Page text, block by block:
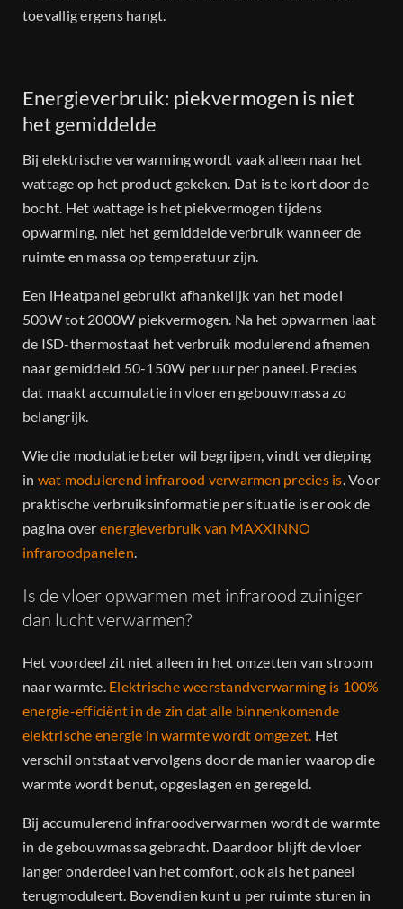
toevallig ergens hangt.
Energieverbruik: piekvermogen is niet
het gemiddelde
Bij elektrische verwarming wordt vaak alleen naar het
wattage op het product gekeken. Dat is te kort door de
bocht. Het wattage is het piekvermogen tijdens
opwarming, niet het gemiddelde verbruik wanneer de
ruimte en massa op temperatuur zijn.
Een iHeatpanel gebruikt afhankelijk van het model
500W tot 2000W piekvermogen. Na het opwarmen laat
de ISD-thermostaat het verbruik modulerend afnemen
naar gemiddeld 50-150W per uur per paneel. Precies
dat maakt accumulatie in vloer en gebouwmassa zo
belangrijk.
Wie die modulatie beter wil begrijpen, vindt verdieping
in wat modulerend infrarood verwarmen precies is. Voor
praktische verbruiksinformatie per situatie is er ook de
pagina over energieverbruik van MAXXINNO
infraroodpanelen.
Is de vloer opwarmen met infrarood zuiniger
dan lucht verwarmen?
Het voordeel zit niet alleen in het omzetten van stroom
naar warmte. Elektrische weerstandverwarming is 100%
energie-efficiënt in de zin dat alle binnenkomende
elektrische energie in warmte wordt omgezet. Het
verschil ontstaat vervolgens door de manier waarop die
warmte wordt benut, opgeslagen en geregeld.
Bij accumulerend infraroodverwarmen wordt de warmte
in de gebouwmassa gebracht. Daardoor blijft de vloer
langer onderdeel van het comfort, ook als het paneel
terugmoduleert. Bovendien kunt u per ruimte sturen in